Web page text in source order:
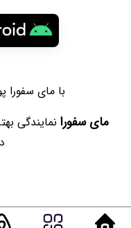
با مای
مای سفورا نمایندگی